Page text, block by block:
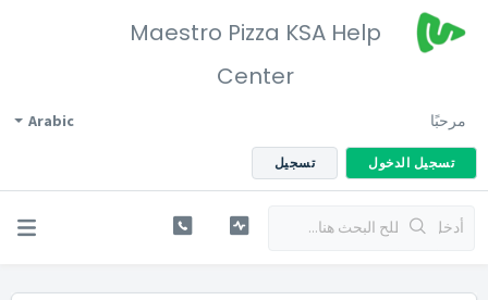
Maestro Pizza KSA Help
Center
Arabic مرحبًا
تسجيل الدخول تسجيل